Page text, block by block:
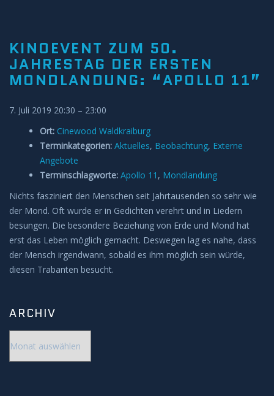
KINOEVENT ZUM 50.
JAHRESTAG DER ERSTEN
MONDLANDUNG: “APOLLO 11”
7. Juli 2019 20:30 – 23:00
Ort: Cinewood Waldkraiburg
Terminkategorien: Aktuelles, Beobachtung, Externe
Angebote
Terminschlagworte: Apollo 11 , Mondlandung
Nichts fasziniert den Menschen seit Jahrtausenden so sehr wie
der Mond. Oft wurde er in Gedichten verehrt und in Liedern
besungen. Die besondere Beziehung von Erde und Mond hat
erst das Leben möglich gemacht. Deswegen lag es nahe, dass
der Mensch irgendwann, sobald es ihm möglich sein würde,
diesen Trabanten besucht.
ARCHIV